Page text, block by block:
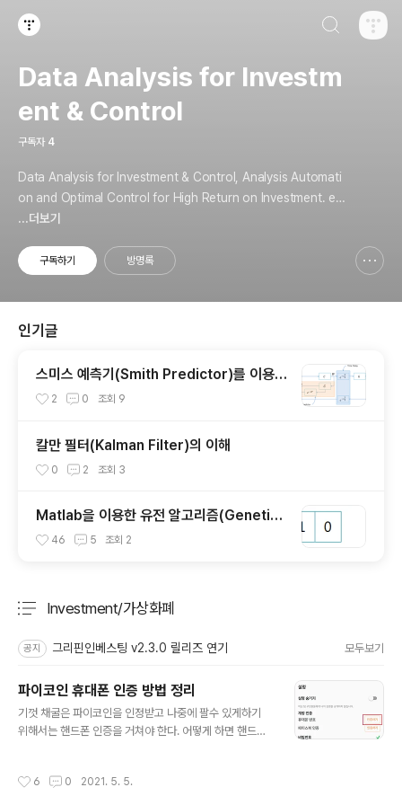
Data Analysis for Investm
ent & Control
구독자 4
Data Analysis for Investment & Control, Analysis Automati
on and Optimal Control for High Return on Investment. em
ail: somniumn (at) gmail
...더보기
구독하기 방명록
인기글
스미스 예측기(Smith Predictor)를 이용한
시간 지연 제어
2 0 조회 9
칼만 필터(Kalman Filter)의 이해
0 2 조회 3
Matlab을 이용한 유전 알고리즘(Genetic
Algorithm) 예제
46 5 조회 2
Investment/가상화폐
공지 그리핀인베스팅 v2.3.0 릴리즈 연기 모두보기
파이코인 휴대폰 인증 방법 정리
기껏 채굴은 파이코인을 인정받고 나중에 팔수 있게하기
위해서는 핸드폰 인증을 거쳐야 한다. 어떻게 하면 핸드폰
에 휴대폰 번호 인증란이 있는데, 인증이 안되어 있는 상태
6 0 2021. 5. 5.